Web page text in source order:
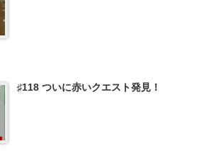
♯118 ついに赤いクエスト発見！